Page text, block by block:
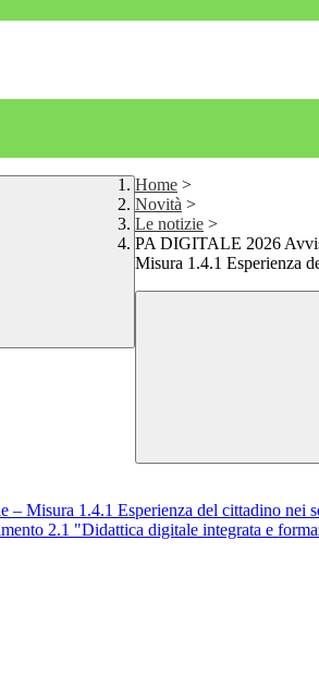
Home >
Novità >
Le notizie >
PA DIGITALE 2026
Misura 1.4.1 Esperienza
Misura 1.4.1 Esperienza del cittadino nei
2.1 "Didattica digitale integrata e